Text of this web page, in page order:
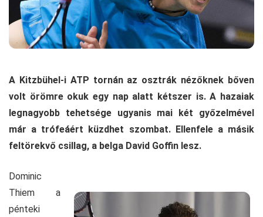
A Kitzbühel-i ATP tornán az osztrák nézőknek bőven
volt örömre okuk egy nap alatt kétszer is. A hazaiak
legnagyobb tehetsége ugyanis mai két győzelmével
már a trófeáért küzdhet szombat. Ellenfele a másik
feltörekvő csillag, a belga David Goffin lesz.
Dominic
Thiem a
pénteki